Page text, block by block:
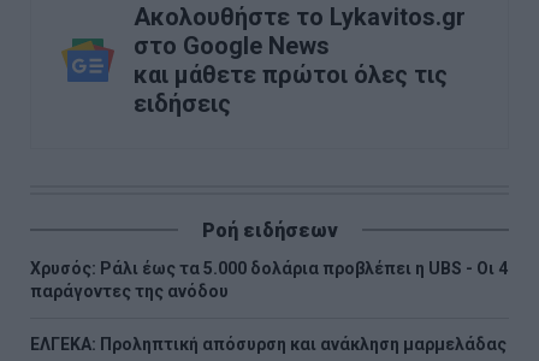
Ακολουθήστε το Lykavitos.gr
στο Google News
και μάθετε πρώτοι όλες τις
ειδήσεις
Ροή ειδήσεων
Χρυσός: Ράλι έως τα 5.000 δολάρια προβλέπει η UBS - Οι 4
παράγοντες της ανόδου
ΕΛΓΕΚΑ: Προληπτική απόσυρση και ανάκληση μαρμελάδας